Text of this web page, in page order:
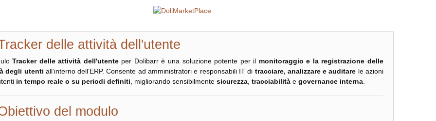
delle attività dell'utente
Tracker delle attività dell'utenteper Dolibarr è una soluzione potente per il monitoraggio e la registrazione delle
degli utenti all’interno dell’ERP. Consente ad amministratori e responsabili IT di tracciare, analizzare e auditare le azioni
in tempo reale o su periodi definiti , migliorando sensibilmente sicurezza tracciabilità e governance interna
del modulo